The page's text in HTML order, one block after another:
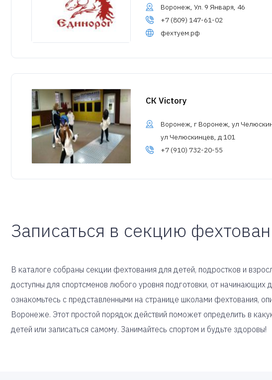
Воронеж, Ул. 9 Января, 46
+7 (809) 147-61-02
фехтуем.рф
СК Victory
Воронеж, г Воронеж, ул
ул Челюскинцев, д 101
+7 (910) 732-20-55
Записаться в секцию
В каталоге собраны секции фехтования для детей, подростков и
доступны для спортсменов любого уровня подготовки, от начинающих
ознакомьтесь с представленными на странице школами фехтования,
Воронеже. Этот простой порядок действий поможет определить в
детей или записаться самому. Занимайтесь спортом и будьте здоровы!